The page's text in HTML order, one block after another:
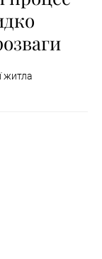
житла